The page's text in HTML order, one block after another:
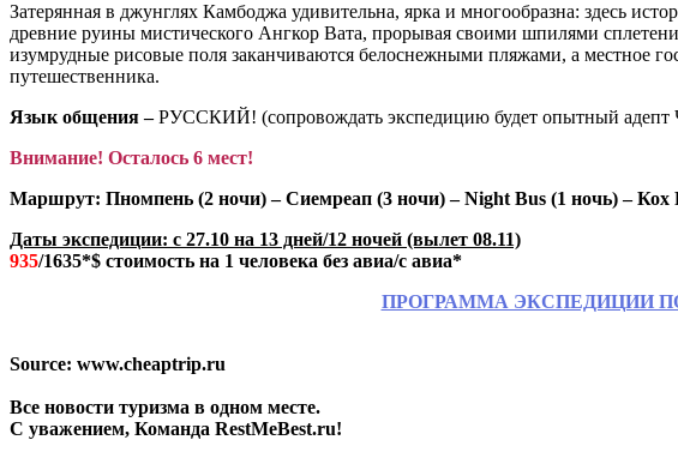
Затерянная в джунглях Камбоджа удивительна, ярка и многообразна: здесь
древние руины мистического Ангкор Вата, прорывая своими шпилями
изумрудные рисовые поля заканчиваются белоснежными пляжами, а местное
путешественника.
Язык общения –РУССКИЙ! (сопровождать экспедицию будет опытный адепт
Внимание! Осталось 6 мест!
Маршрут: Пномпень (2 ночи) – Сиемреап (3 ночи) – Night Bus (1 ночь) –
Даты экспедиции: с 27.10 на 13 дней/12 ночей (вылет 08.11)
935/1635*$ стоимость на 1 человека без авиа/с авиа*
ПРОГРАММА ЭКСПЕДИЦИИ
Source: www.cheaptrip.ru
Все новости туризма в одном месте.
С уважением, Команда RestMeBest.ru!